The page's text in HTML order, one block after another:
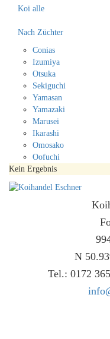
Koi alle
Nach Züchter
Conias
Izumiya
Otsuka
Sekiguchi
Yamasan
Yamazaki
Marusei
Ikarashi
Omosako
Oofuchi
Kein Ergebnis
N
Tel.: 0172